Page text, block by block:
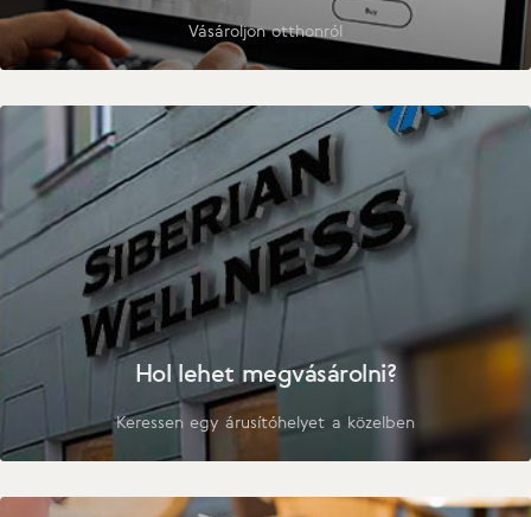
Vásároljon otthonról
Hol lehet megvásárolni?
Keressen egy árusítóhelyet a közelben